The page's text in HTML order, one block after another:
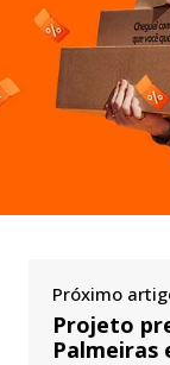
Próximo
Projeto
Palmeiras